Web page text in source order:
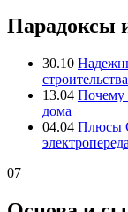
Парадоксы
30.10
13.04 Почему
дома
04.04 Плюсы
07